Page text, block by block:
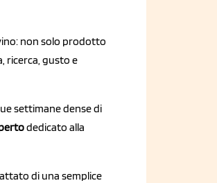
non solo prodotto
ricerca, gusto e
settimane dense di
dedicato alla
di una semplice